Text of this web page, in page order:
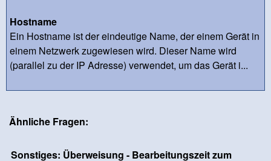
Hostname
Ein Hostname ist der eindeutige Name, der einem Gerät in
einem Netzwerk zugewiesen wird. Dieser Name wird
(parallel zu der IP Adresse) verwendet, um das Gerät i...
Ähnliche Fragen:
Sonstiges: Überweisung - Bearbeitungszeit zum